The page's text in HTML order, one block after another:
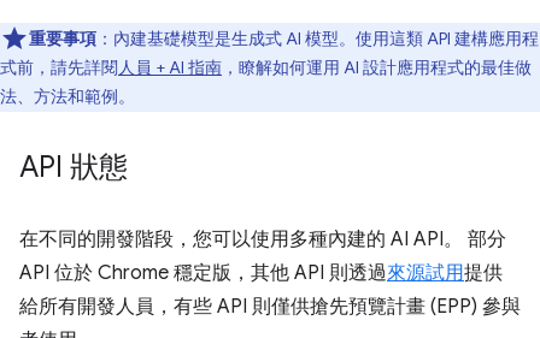
重要事項 ：內建基礎模型是生成式 AI 模型。使用這類 API 建構應用程
式前，請先詳閱人員 + AI 指南 ，瞭解如何運用 AI 設計應用程式的最佳做
法、方法和範例。
API 狀態
在不同的開發階段，您可以使用多種內建的 AI API。 部分
API 位於 Chrome 穩定版，其他 API 則透過來源試用提供
給所有開發人員，有些 API 則僅供搶先預覽計畫 (EPP) 參與